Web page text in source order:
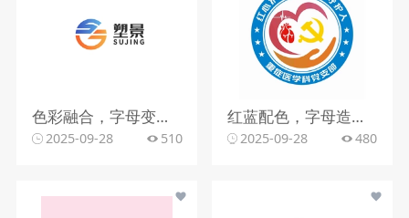
色彩融合，字母变形，文字搭配
2025-09-28 510
红蓝配色，字母造型，文字组合
2025-09-28 480